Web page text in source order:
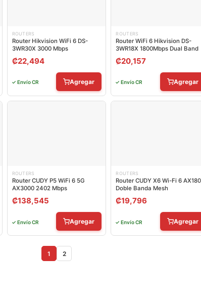
ROUTERS
Router Hikvision WiFi 6 DS-
3WR30X 3000 Mbps
₡22,494
✓ Envío CR Agregar
ROUTERS
Router WiFi 6 Hikvision DS-
3WR18X 1800Mbps Dual Band
₡20,157
✓ Envío CR Agregar
ROUTERS
Router CUDY P5 WiFi 6 5G
AX3000 2402 Mbps
₡138,545
✓ Envío CR Agregar
ROUTERS
Router CUDY X6 Wi-Fi 6
Doble Banda Mesh
₡19,796
✓ Envío CR Agregar
1 2